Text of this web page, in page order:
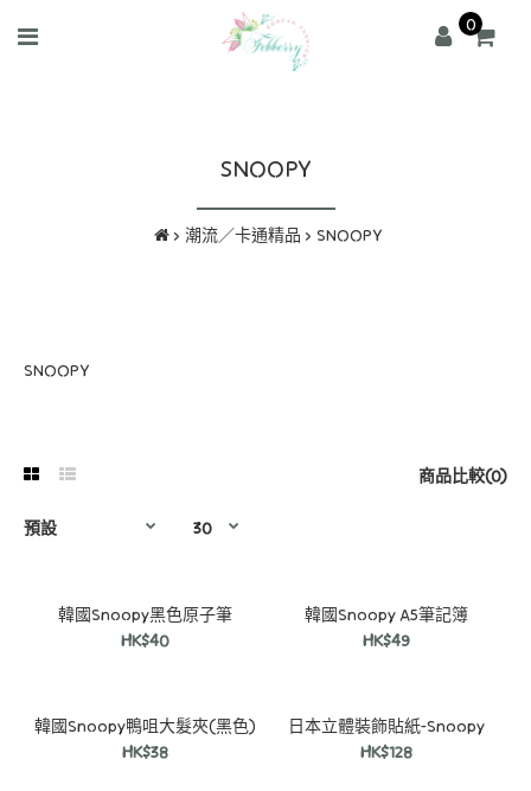
0
SNOOPY
潮流／卡通精品 SNOOPY
SNOOPY
商品比較(0)
韓國Snoopy黑色原子筆
HK$40
韓國Snoopy A5筆記簿
HK$49
韓國Snoopy鴨咀大髮夾(黑色)
HK$38
日本立體裝飾貼紙-Snoopy
HK$128